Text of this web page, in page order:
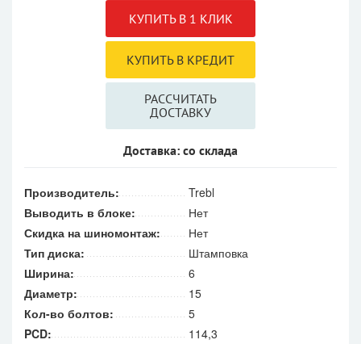
РАССЧИТАТЬ
ДОСТАВКУ
Доставка: со склада
Производитель:
Trebl
Выводить в блоке:
Нет
Скидка на шиномонтаж:
Нет
Тип диска:
Штамповка
Ширина:
6
Диаметр:
15
Кол-во болтов:
5
PCD:
114,3